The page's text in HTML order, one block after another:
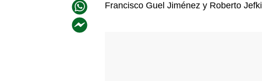
Francisco Guel Jiménez y Roberto